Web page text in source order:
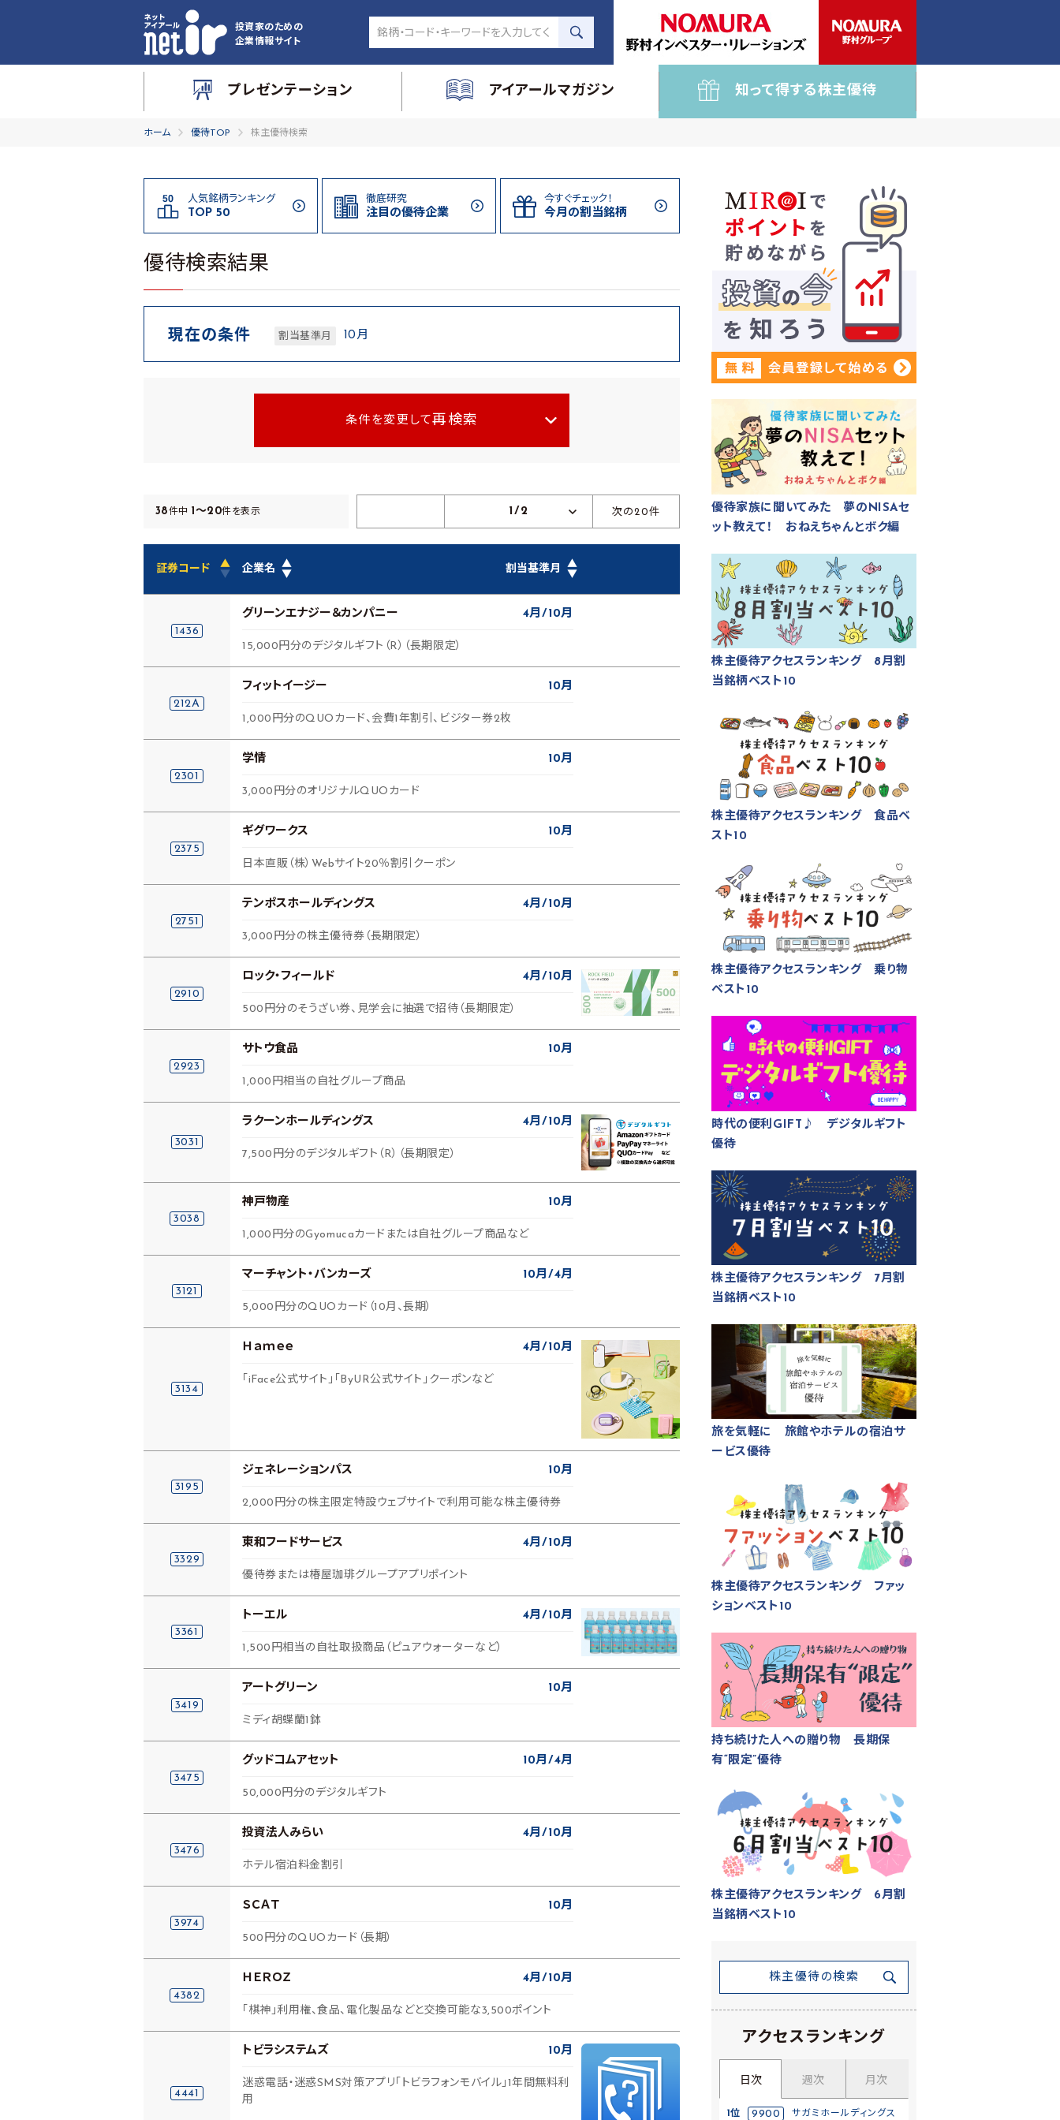
投資家のための
企業情報サイト
プレゼンテーション アイアールマガジン 知って得する株主優待
ホーム 優待TOP 株主優待検索
人気銘柄ランキング
TOP 50
徹底研究
注目の優待企業
今すぐチェック！
今月の割当銘柄
優待検索結果
現在の条件 割当基準月 10月
条件を変更して 再検索
38件中 1～20件を表示 1/2 次の20件
▲
証券コード ▼
▲
企業名 ▼
▲
割当基準月 ▼
1436
グリーンエナジー＆カンパニー 4月 10月
15,000円分のデジタルギフト（R）（長期限定）
212A
フィットイージー 10月
1,000円分のQUOカード、会費1年割引、ビジター券2枚
2301
学情 10月
3,000円分のオリジナルQUOカード
2375
ギグワークス 10月
日本直販（株）Webサイト20％割引クーポン
2751
テンポスホールディングス 4月 10月
3,000円分の株主優待券（長期限定）
2910
ロック・フィールド 4月 10月
500円分のそうざい券、見学会に抽選で招待（長期限定）
2923
サトウ食品 10月
1,000円相当の自社グループ商品
3031
ラクーンホールディングス 4月 10月
7,500円分のデジタルギフト（R）（長期限定）
3038
神戸物産 10月
1,000円分のGyomucaカードまたは自社グループ商品など
3121
マーチャント・バンカーズ 10月 4月
5,000円分のQUOカード（10月、長期）
3134
Ｈａｍｅｅ 4月 10月
「iFace公式サイト」「ByUR公式サイト」クーポンなど
3195
ジェネレーションパス 10月
2,000円分の株主限定特設ウェブサイトで利用可能な株主優待券
3329
東和フードサービス 4月 10月
優待券または椿屋珈琲グループアプリポイント
3361
トーエル 4月 10月
1,500円相当の自社取扱商品（ピュアウォーターなど）
3419
アートグリーン 10月
ミディ胡蝶蘭1鉢
3475
グッドコムアセット 10月 4月
50,000円分のデジタルギフト
3476
投資法人みらい 4月 10月
ホテル宿泊料金割引
3974
ＳＣＡＴ 10月
500円分のQUOカード（長期）
4382
ＨＥＲＯＺ 4月 10月
「棋神」利用権、食品、電化製品などと交換可能な3,500ポイント
4441
トビラシステムズ 10月
迷惑電話・迷惑SMS対策アプリ「トビラフォンモバイル」1年間無料利
用
優待家族に聞いてみた 夢のNISAセ
ット教えて！ おねえちゃんとボク編
株主優待アクセスランキング 8月割
当銘柄ベスト10
株主優待アクセスランキング 食品ベ
スト10
株主優待アクセスランキング 乗り物
ベスト10
時代の便利GIFT♪ デジタルギフト
優待
株主優待アクセスランキング 7月割
当銘柄ベスト10
旅を気軽に 旅館やホテルの宿泊サ
ービス優待
株主優待アクセスランキング ファッ
ションベスト10
持ち続けた人への贈り物 長期保
有“限定”優待
株主優待アクセスランキング 6月割
当銘柄ベスト10
株主優待の検索
アクセスランキング
日次 週次 月次
1位 9900 サガミホールディングス